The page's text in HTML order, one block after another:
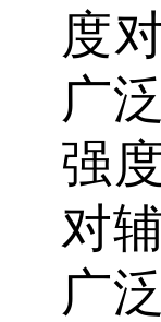
度
广
强
对
广